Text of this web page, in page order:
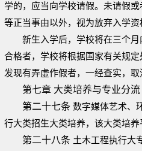
学的，应当向学校请假。未请假
等正当事由以外，视为放弃入学资
新生入学后，学校将在三个
合格者，学校将根据国家有关规
发现有弄虚作假者，一经查实，取
第七章 大类培养与专业分流
第二十七条 数字媒体艺术、
行大类招生大类培养，该大类培养
第二十八条 土木工程执行大